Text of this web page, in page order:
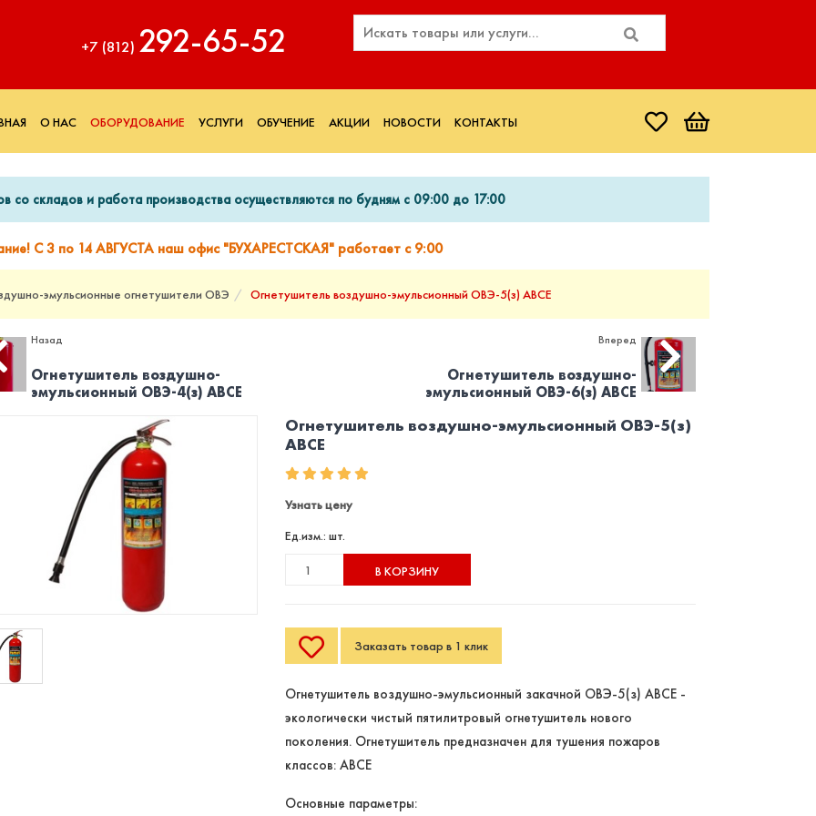
+7 (812) 292‑65‑52
О НАС ОБОРУДОВАНИЕ УСЛУГИ ОБУЧЕНИЕ АКЦИИ НОВОСТИ КОНТАКТЫ
со складов и работа производства осуществляются по будням с 09:00 до 17:00
С 3 по 14 АВГУСТА наш офис "БУХАРЕСТСКАЯ" работает с 9:00
эмульсионные огнетушители ОВЭ Огнетушитель воздушно-эмульсионный ОВЭ-5(з) АВCЕ
Назад
Огнетушитель воздушно-
эмульсионный ОВЭ-4(з) АВСЕ
Вперед
Огнетушитель воздушно-
эмульсионный ОВЭ-6(з) АВCЕ
Огнетушитель воздушно-эмульсионный ОВЭ-5(з)
АВCЕ
Узнать цену
Ед.изм.: шт.
В КОРЗИНУ
Заказать товар в 1 клик
Огнетушитель воздушно-эмульсионный закачной ОВЭ-5(з) АВСЕ -
экологически чистый пятилитровый огнетушитель нового
поколения. Огнетушитель предназначен для тушения пожаров
классов: ABCE
Основные параметры: